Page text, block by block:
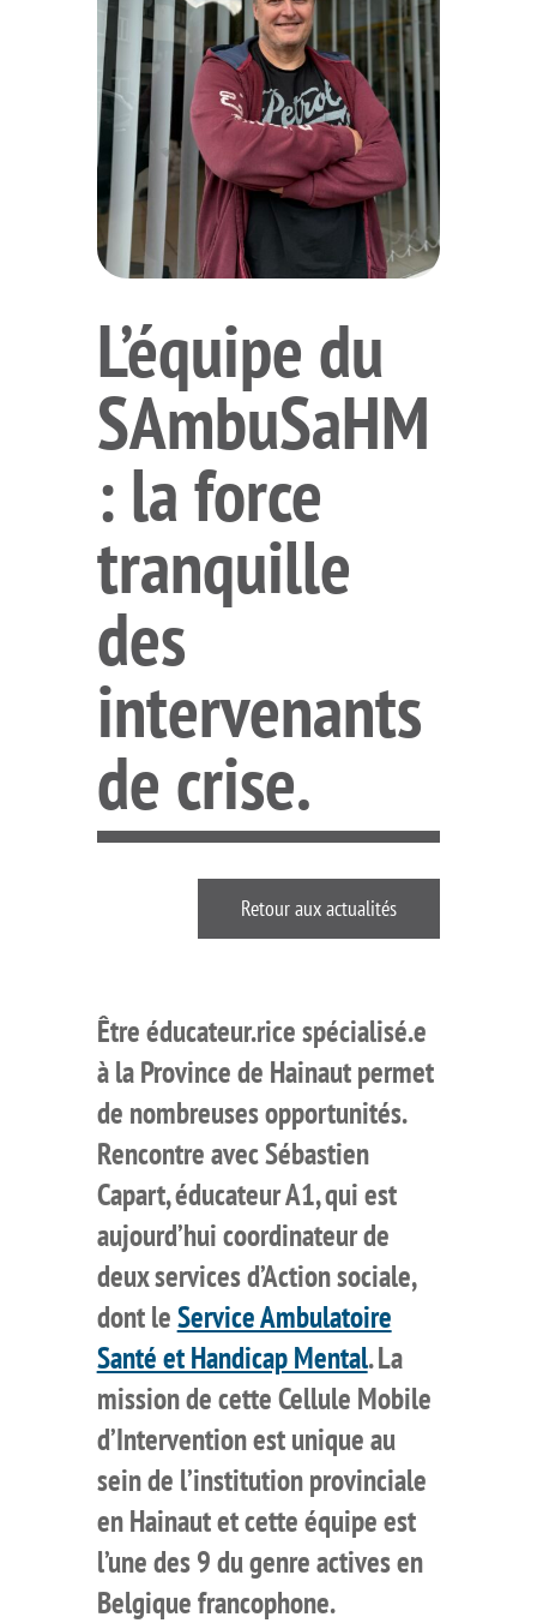
L’équipe du
SAmbuSaHM
: la force
tranquille
des
intervenants
de crise.
Retour aux actualités
Être éducateur.rice spécialisé.e
à la Province de Hainaut permet
de nombreuses opportunités.
Rencontre avec Sébastien
Capart, éducateur A1, qui est
aujourd’hui coordinateur de
deux services d’Action sociale,
dont leService Ambulatoire
Santé et Handicap Mental. La
mission de cette Cellule Mobile
d’Intervention est unique au
sein de l’institution provinciale
en Hainaut et cette équipe est
l’une des 9 du genre actives en
Belgique francophone.